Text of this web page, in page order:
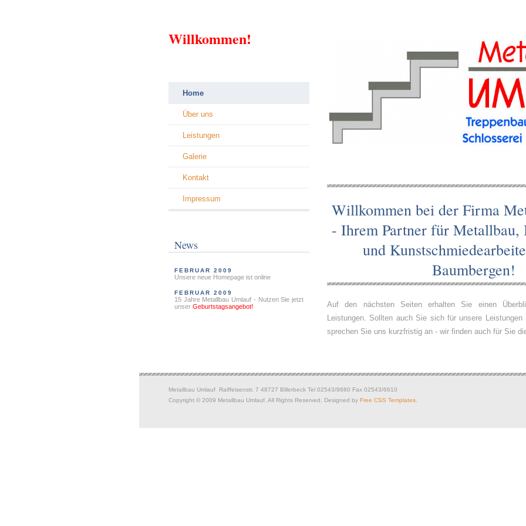
Willkommen!
Home
Über uns
Leistungen
Galerie
Kontakt
Impressum
News
FEBRUAR 2009
Unsere neue Homepage ist online
FEBRUAR 2009
15 Jahre Metallbau Umlauf - Nutzen Sie jetzt
unser Geburtstagsangebot!
Willkommen bei der Firma
- Ihrem Partner für Metallbau,
und
Baumbergen!
Auf den nächsten Seiten erhalten Sie einen
Leistungen. Sollten auch Sie sich für unsere
sprechen Sie uns kurzfristig an - wir finden auch für Sie
Metallbau Umlauf Raiffeisenstr. 7 48727 Billerbeck Tel 02543/9680 Fax 02543/6610
Copyright © 2009 Metallbau Umlauf. All Rights Reserved. Designed by Free CSS Templates